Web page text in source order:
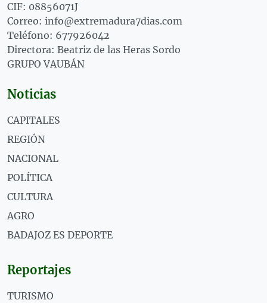
CIF: 08856071J
Correo: info@extremadura7dias.com
Teléfono: 677926042
Directora: Beatriz de las Heras Sordo
GRUPO VAUBÁN
Noticias
CAPITALES
REGIÓN
NACIONAL
POLÍTICA
CULTURA
AGRO
BADAJOZ ES DEPORTE
Reportajes
TURISMO